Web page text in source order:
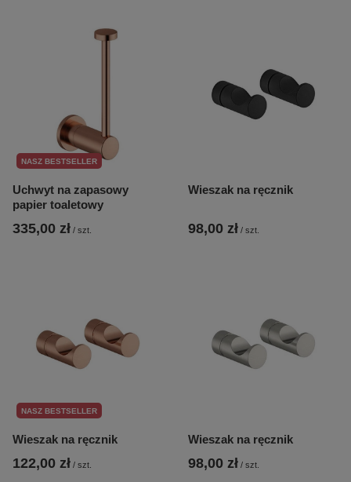
NASZ BESTSELLER
Uchwyt na zapasowy
papier toaletowy
335,00 zł / szt.
Wieszak na ręcznik
98,00 zł / szt.
NASZ BESTSELLER
Wieszak na ręcznik
122,00 zł / szt.
Wieszak na ręcznik
98,00 zł / szt.